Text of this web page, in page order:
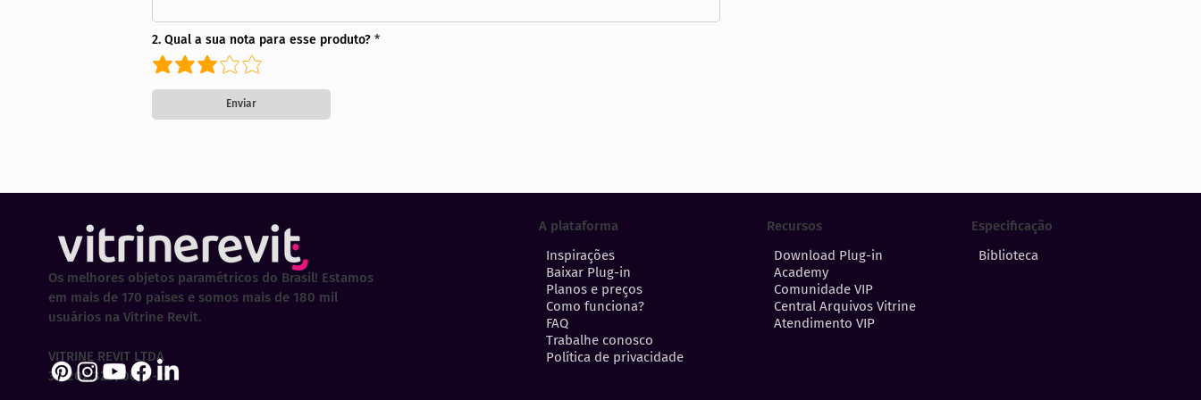
2. Qual a sua nota para esse produto?
Enviar
A plataforma
Inspirações
Baixar Plug-in
Planos e preços
Como funciona?
FAQ
Trabalhe conosco
Política de privacidade
Recursos
Download Plug-in
Academy
Comunidade VIP
Central Arquivos Vitrine
Atendimento VIP
Especificação
Biblioteca
Os melhores objetos paramétricos do Brasil! Estamos
em mais de 170 países e somos mais de 180 mil
usuários na Vitrine Revit.
VITRINE REVIT LTDA
30.202.323/0001-29